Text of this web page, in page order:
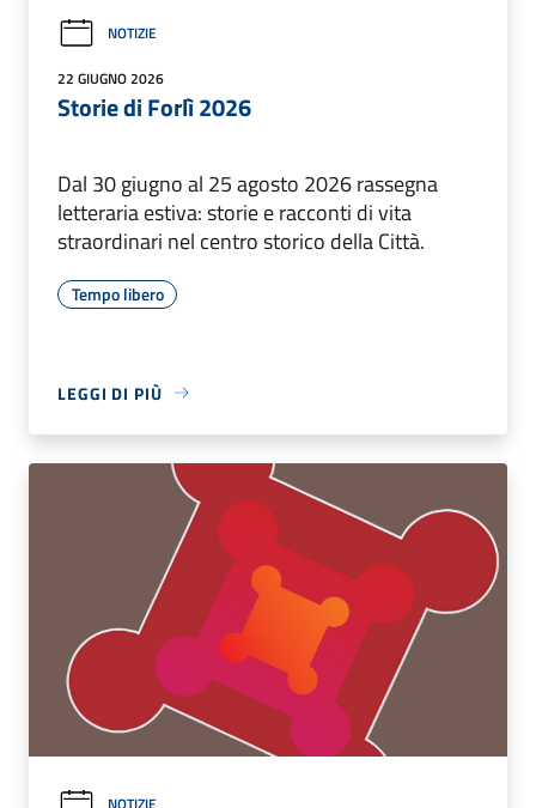
NOTIZIE
22 GIUGNO 2026
Storie di Forlì 2026
Dal 30 giugno al 25 agosto 2026 rassegna
letteraria estiva: storie e racconti di vita
straordinari nel centro storico della Città.
Tempo libero
LEGGI DI PIÙ